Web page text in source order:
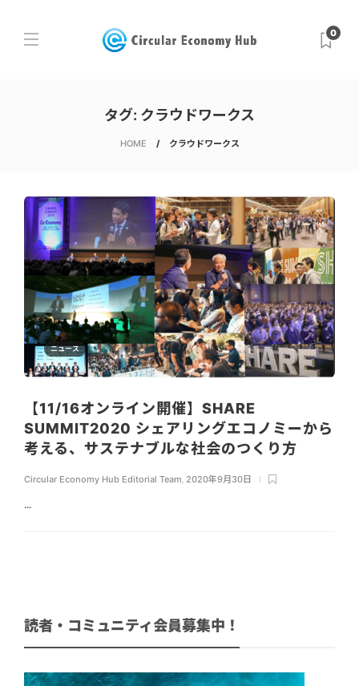
0
タグ: クラウドワークス
HOME クラウドワークス
ニュース
【11/16オンライン開催】SHARE
SUMMIT2020 シェアリングエコノミーから
考える、サステナブルな社会のつくり方
Circular Economy Hub Editorial Team, 2020年9月30日
...
読者・コミュニティ会員募集中！